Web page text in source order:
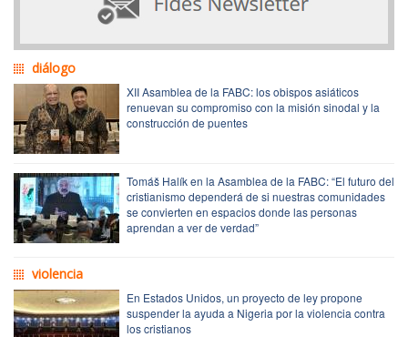
diálogo
XII Asamblea de la FABC: los obispos asiáticos
renuevan su compromiso con la misión sinodal y la
construcción de puentes
Tomáš Halík en la Asamblea de la FABC: “El futuro del
cristianismo dependerá de si nuestras comunidades
se convierten en espacios donde las personas
aprendan a ver de verdad”
violencia
En Estados Unidos, un proyecto de ley propone
suspender la ayuda a Nigeria por la violencia contra
los cristianos